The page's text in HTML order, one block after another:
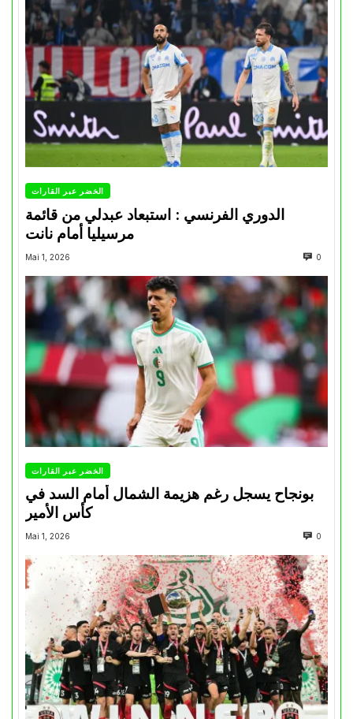
الخضر عبر القارات
الدوري الفرنسي : استبعاد عبدلي من قائمة
مرسيليا أمام نانت
Mai 1, 2026 0
الخضر عبر القارات
بونجاح يسجل رغم هزيمة الشمال أمام السد في
كأس الأمير
Mai 1, 2026 0